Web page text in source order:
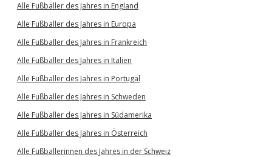
Alle Fußballer des Jahres in England
Alle Fußballer des Jahres in Europa
Alle Fußballer des Jahres in Frankreich
Alle Fußballer des Jahres in Italien
Alle Fußballer des Jahres in Portugal
Alle Fußballer des Jahres in Schweden
Alle Fußballer des Jahres in Südamerika
Alle Fußballer des Jahres in Österreich
Alle Fußballerinnen des Jahres in der Schweiz